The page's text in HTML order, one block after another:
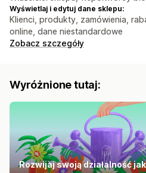
Wyświetlaj i edytuj dane sklepu:
Klienci, produkty, zamówienia,
online, dane niestandardowe
Zobacz szczegóły
Wyróżnione tutaj:
Rozwijaj swoją działalność